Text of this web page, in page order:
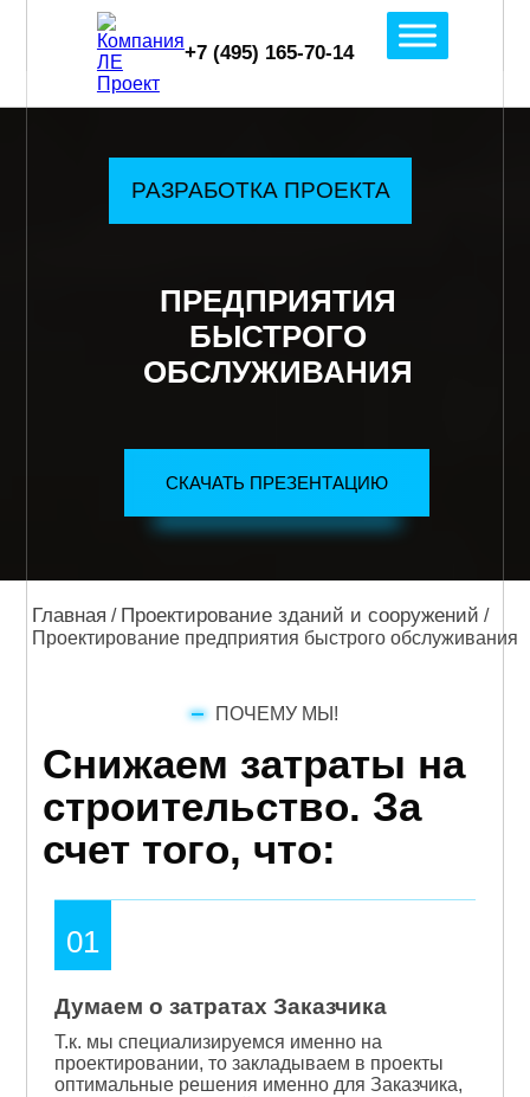
Проектирование зданий и сооружений
Проектные работы
+7 (495) 165-70-14
РАЗРАБОТКА ПРОЕКТА
ПРЕДПРИЯТИЯ
БЫСТРОГО
ОБСЛУЖИВАНИЯ
СКАЧАТЬ ПРЕЗЕНТАЦИЮ
Главная / Проектирование зданий и сооружений /
Проектирование предприятия быстрого обслуживания
ПОЧЕМУ МЫ!
Снижаем затраты на
строительство. За
счет того, что:
01
Думаем о затратах Заказчика
Т.к. мы специализируемся именно на
проектировании, то закладываем в проекты
оптимальные решения именно для Заказчика,